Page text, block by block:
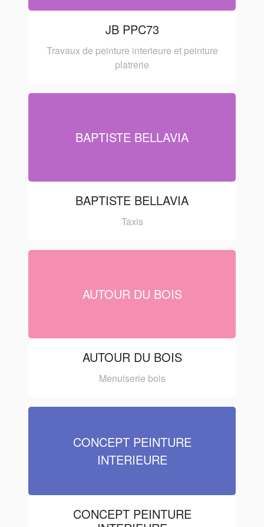
JB PPC73
Travaux de peinture interieure et peinture
platrerie
BAPTISTE BELLAVIA
BAPTISTE BELLAVIA
Taxis
AUTOUR DU BOIS
AUTOUR DU BOIS
Menuiserie bois
CONCEPT PEINTURE
INTERIEURE
CONCEPT PEINTURE